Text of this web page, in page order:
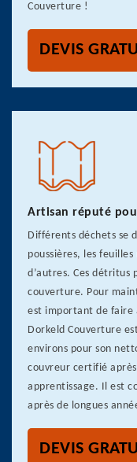
Couverture !
DEVIS
Artisan réputé
Différents déchets se
poussières, les
d’autres. Ces détritus
couverture. Pour
est important de faire
Dorkeld Couverture
environs pour son
couvreur certifié
apprentissage. Il est
après de longues
DEVIS